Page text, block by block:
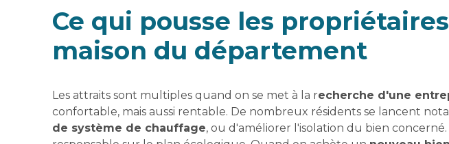
Ce qui pousse les
maison du département
Les attraits sont multiples quand on se met à la recherche d'une
confortable, mais aussi rentable. De nombreux résidents se lancent
de système de chauffage, ou d'améliorer l'isolation du bien